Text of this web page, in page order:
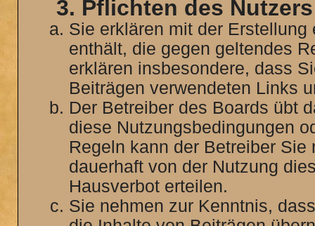
3. Pflichten des Nutzers
Sie erklären mit der
enthält, die gegen geltendes
erklären insbesondere, dass
Beiträgen verwendeten Links
Der Betreiber des Boards übt
diese Nutzungsbedingungen
Regeln kann der Betreiber
dauerhaft von der Nutzung
Hausverbot erteilen.
Sie nehmen zur Kenntnis,